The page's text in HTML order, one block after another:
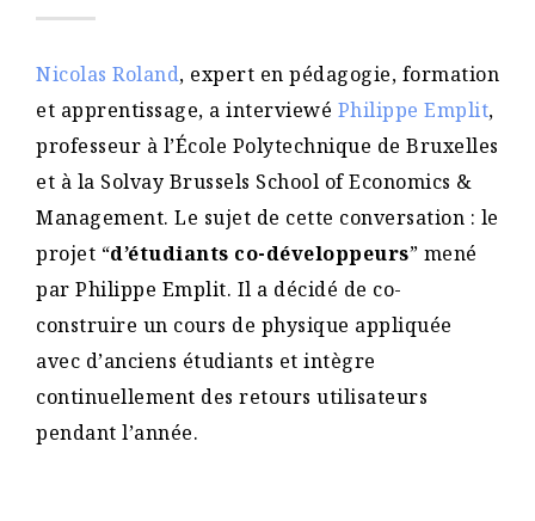
Nicolas Roland, expert en pédagogie, formation
et apprentissage, a interviewé Philippe Emplit,
professeur à l’École Polytechnique de Bruxelles
et à la Solvay Brussels School of Economics &
Management. Le sujet de cette conversation : le
projet “d’étudiants co-développeurs” mené
par Philippe Emplit. Il a décidé de co-
construire un cours de physique appliquée
avec d’anciens étudiants et intègre
continuellement des retours utilisateurs
pendant l’année.